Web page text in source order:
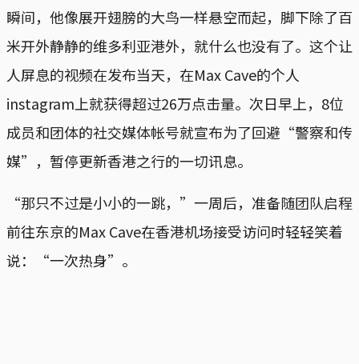
瞬间，他像展开翅膀的大鸟一样悬空而起，脚下除了百
米开外静静的维多利亚港外，就什么也没有了。这个让
人屏息的视频在发布当天，在Max Cave的个人
instagram上就获得超过26万点击量。次日早上，8位
成员和团体的社交媒体帐号就宣布为了回避“警察和传
媒”，暂停更新香港之行的一切讯息。
“那只不过是小小的一跳，”一周后，准备随团队启程
前往东京的Max Cave在香港机场接受访问时轻轻笑着
说：“一次热身”。